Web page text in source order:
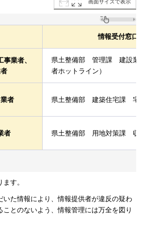
画面サイズで表示
情報受付窓口
業者、
県土整備部 管理課 建設業
者ホットライン）
者 県土整備部 建築住宅課 宅
者 県土整備部 用地対策課
す。
いた情報により、情報提供者が違反の疑わ
とのないよう、情報管理には万全を図り